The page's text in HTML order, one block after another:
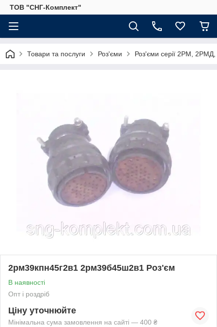
ТОВ "СНГ-Комплект"
Товари та послуги Роз'єми Роз'єми серії 2РМ,
2рм39кпн45г2в1 2рм39б45ш2в1 Роз'єм
В наявності
Опт і роздріб
Ціну уточнюйте
Мінімальна сума замовлення на сайті — 400 ₴